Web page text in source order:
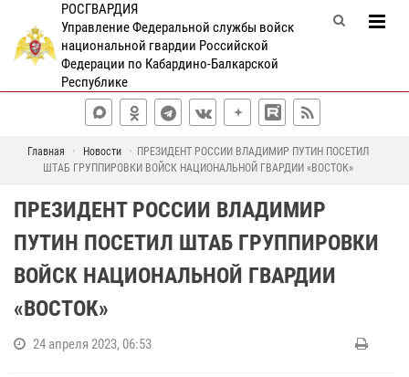
РОСГВАРДИЯ
Управление Федеральной службы войск
национальной гвардии Российской
Федерации по Кабардино-Балкарской
Республике
Главная Новости
ПРЕЗИДЕНТ РОССИИ ВЛАДИМИР ПУТИН ПОСЕТИЛ
ШТАБ ГРУППИРОВКИ ВОЙСК НАЦИОНАЛЬНОЙ ГВАРДИИ «ВОСТОК»
ПРЕЗИДЕНТ РОССИИ ВЛАДИМИР
ПУТИН ПОСЕТИЛ ШТАБ ГРУППИРОВКИ
ВОЙСК НАЦИОНАЛЬНОЙ ГВАРДИИ
«ВОСТОК»
24 апреля 2023, 06:53